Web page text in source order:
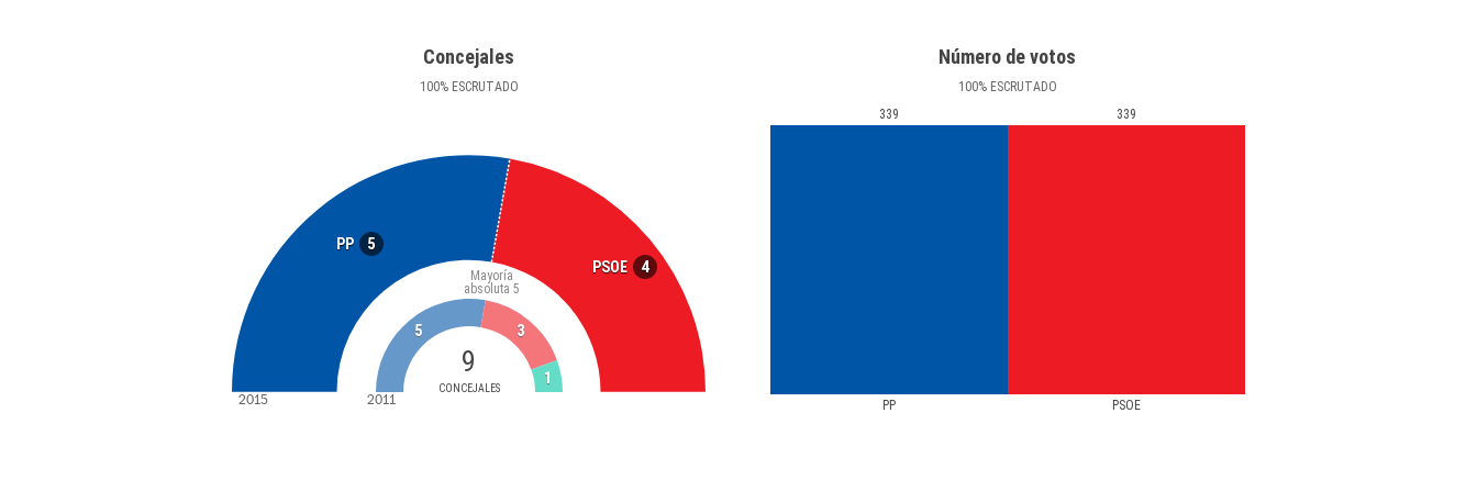
Concejales
100%ESCRUTADO
PP 5
PSOE 4
9
CONCEJALES
Mayoría
absoluta 5
5 3
1
2015 2011
Número de votos
100%ESCRUTADO
PP PSOE
339 339